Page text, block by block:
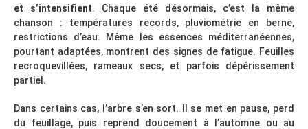
et s’intensifient. Chaque été désormais, c’est la même
chanson : températures records, pluviométrie en berne,
restrictions d’eau. Même les essences méditerranéennes,
pourtant adaptées, montrent des signes de fatigue. Feuilles
recroquevillées, rameaux secs, et parfois dépérissement
partiel.
Dans certains cas, l’arbre s’en sort. Il se met en pause, perd
du feuillage, puis reprend doucement à l’automne ou au